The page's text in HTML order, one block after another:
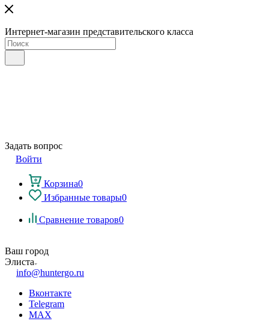
Интернет-магазин представительского класса
Задать вопрос
Войти
Корзина0
Избранные товары0
Сравнение товаров0
Ваш город
Элиста
info@huntergo.ru
Вконтакте
Telegram
MAX